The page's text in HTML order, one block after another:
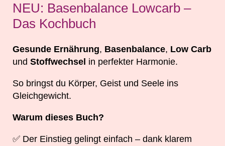
NEU: Basenbalance Lowcarb –
Das Kochbuch
Gesunde Ernährung, Basenbalance, Low Carb
und Stoffwechsel in perfekter Harmonie.
So bringst du Körper, Geist und Seele ins
Gleichgewicht.
Warum dieses Buch?
✅ Der Einstieg gelingt einfach – dank klarem